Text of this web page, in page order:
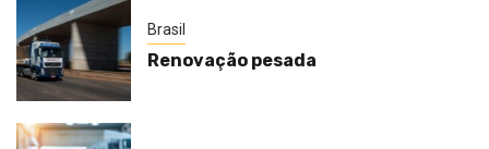
Brasil
Renovação pesada